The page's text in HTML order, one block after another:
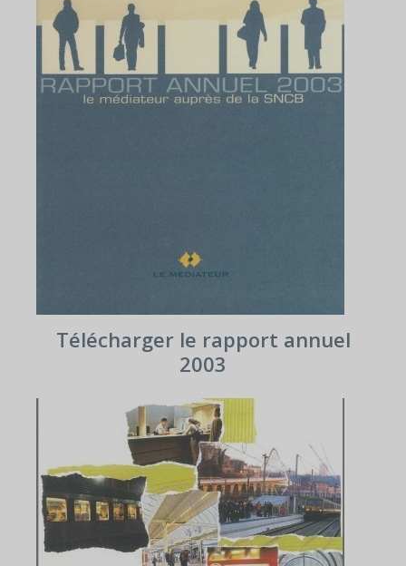
Télécharger le rapport annuel
2003